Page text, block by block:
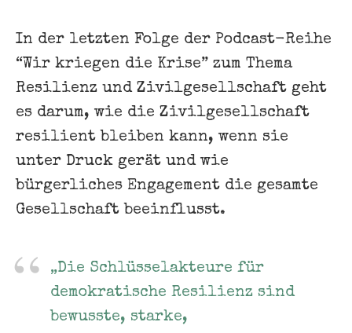
In der letzten Folge der Podcast-Reihe
“Wir kriegen die Krise” zum Thema
Resilienz und Zivilgesellschaft geht
es darum, wie die Zivilgesellschaft
resilient bleiben kann, wenn sie
unter Druck gerät und wie
bürgerliches Engagement die gesamte
Gesellschaft beeinflusst.
„Die Schlüsselakteure für
demokratische Resilienz sind
bewusste, starke,